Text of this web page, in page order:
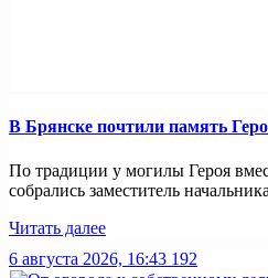
В Брянске почтили память
По традиции у могилы Героя
собрались заместитель
Читать далее
6 августа 2026, 16:43 192